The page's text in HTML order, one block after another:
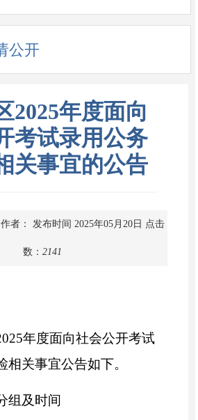
公开
2025年度面向
考试录用公务
关事宜的公告
作者： 发布时间 2025年05月20日 点击
数： 2141
年度面向社会公开考试
相关事宜公告如下。
组及时间